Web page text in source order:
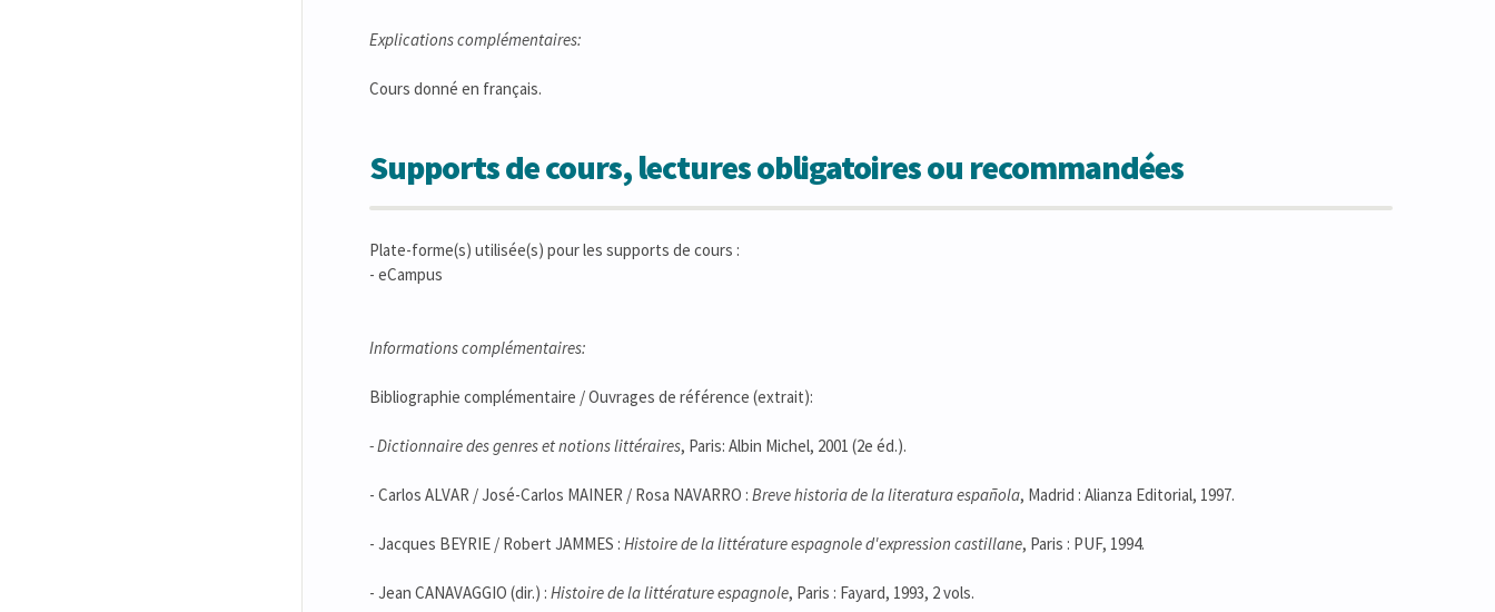
Explications complémentaires:
Cours donné en français.
Supports de cours, lectures obligatoires ou recommandées
Plate-forme(s) utilisée(s) pour les supports de cours :
- eCampus
Informations complémentaires:
Bibliographie complémentaire / Ouvrages de référence (extrait):
- Dictionnaire des genres et notions littéraires, Paris: Albin Michel, 2001 (2e éd.).
- Carlos ALVAR / José-Carlos MAINER / Rosa NAVARRO : Breve historia de la literatura española, Madrid : Alianza Editorial, 1997.
- Jacques BEYRIE / Robert JAMMES : Histoire de la littérature espagnole d'expression castillane, Paris : PUF, 1994.
- Jean CANAVAGGIO (dir.) : Histoire de la littérature espagnole, Paris : Fayard, 1993, 2 vols.